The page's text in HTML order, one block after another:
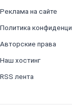
Реклама на сайте
Политика
Авторские права
Наш хостинг
RSS лента